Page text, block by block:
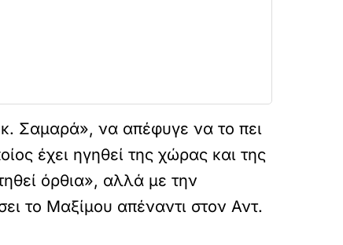
κ. Σαμαρά», να απέφυγε να το πει
έχει ηγηθεί της χώρας και της
όρθια», αλλά με την
το Μαξίμου απέναντι στον Αντ.